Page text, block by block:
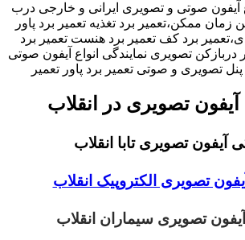
آیفون صوتی و تصویری ایرانی و خارجی درب
ممکن،تعمیر برد تغذیه تعمیر برد پاور
برد کف تعمیر برد هنست تعمیر برد
دربازکن تصویری نمایندگی انواع آیفون صوتی
تصویری و صوتی تعمیر برد پاور تعمیر
آیفون تصویری در انقلاب
آیفون تصویری تابا انقلاب
تصویری الکتروپیک انقلاب
تصویری سیماران انقلاب